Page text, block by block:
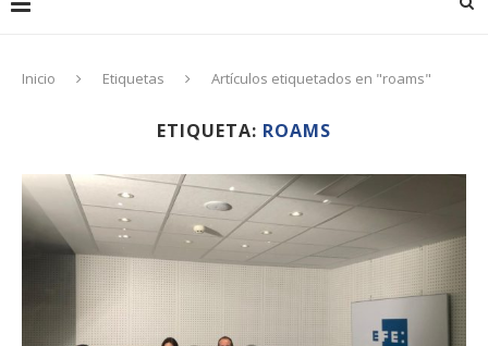
Inicio Etiquetas Artículos etiquetados en "roams"
ETIQUETA: ROAMS